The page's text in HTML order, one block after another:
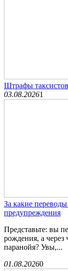
Штрафы
03.08.20261
За какие
предупреждения
Представьте: вы
рождения, а через
паранойя? Увы,...
01.08.20260